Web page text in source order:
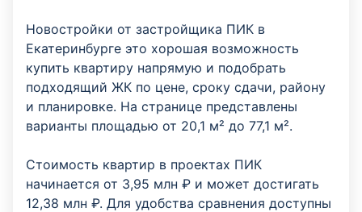
Новостройки от застройщика ПИК в
Екатеринбурге это хорошая возможность
купить квартиру напрямую и подобрать
подходящий ЖК по цене, сроку сдачи, району
и планировке. На странице представлены
варианты площадью от 20,1 м² до 77,1 м².
Стоимость квартир в проектах ПИК
начинается от 3,95 млн ₽ и может достигать
12,38 млн ₽. Для удобства сравнения доступны